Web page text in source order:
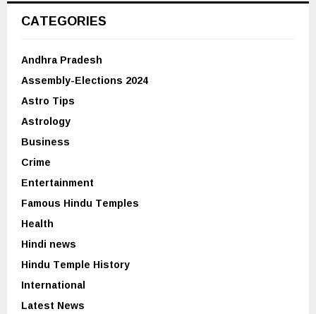
CATEGORIES
Andhra Pradesh
Assembly-Elections 2024
Astro Tips
Astrology
Business
Crime
Entertainment
Famous Hindu Temples
Health
Hindi news
Hindu Temple History
International
Latest News